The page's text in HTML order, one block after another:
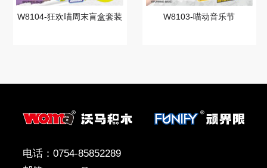
W8104-狂欢喵周末盲盒套装 W8103-喵动音乐节
电话：0754-85852289